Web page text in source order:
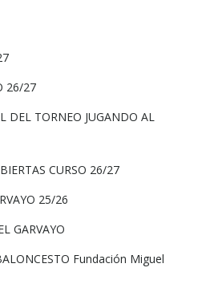
26/27
DEL TORNEO JUGANDO AL
CURSO 26/27
25/26
GARVAYO
Fundación Miguel